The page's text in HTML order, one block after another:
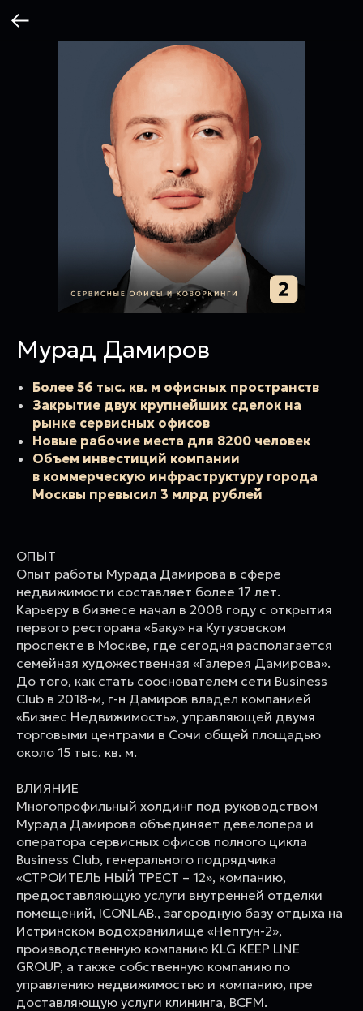
Мурад Дамиров
Более 56 тыс. кв. м офисных пространств
Закрытие двух крупнейших сделок на
рынке сервисных офисов
Новые рабочие места для 8200 человек
Объем инвестиций компании
в коммерческую инфраструктуру города
Москвы превысил 3 млрд рублей
ОПЫТ
Опыт работы Мурада Дамирова в сфере
недвижимости составляет более 17 лет.
Карьеру в бизнесе начал в 2008 году с открытия
первого ресторана «Баку» на Кутузовском
проспекте в Москве, где сегодня располагается
семейная художественная «Галерея Дамирова».
До того, как стать сооснователем сети Business
Club в 2018-м, г-н Дамиров владел компанией
«Бизнес Недвижимость», управляющей двумя
торговыми центрами в Сочи общей площадью
около 15 тыс. кв. м.
ВЛИЯНИЕ
Многопрофильный холдинг под руководством
Мурада Дамирова объединяет девелопера и
оператора сервисных офисов полного цикла
Business Club, генерального подрядчика
«СТРОИТЕЛЬ НЫЙ ТРЕСТ – 12», компанию,
предоставляющую услуги внутренней отделки
помещений, ICONLAB., загородную базу отдыха на
Истринском водохранилище «Нептун-2»,
производственную компанию KLG KEEP LINE
GROUP, а также собственную компанию по
управлению недвижимостью и компанию, пре
доставляющую услуги клининга, BCFM.